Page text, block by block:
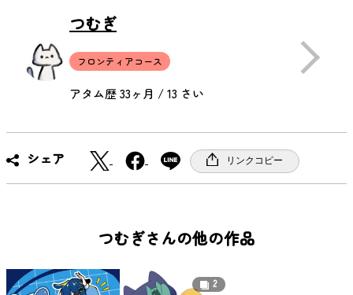
つむぎ
フロンティアコース
アタム歴 33ヶ月 / 13 さい
シェア
a
c
o
k
リンクコピー
つむぎさんの他の作品
2